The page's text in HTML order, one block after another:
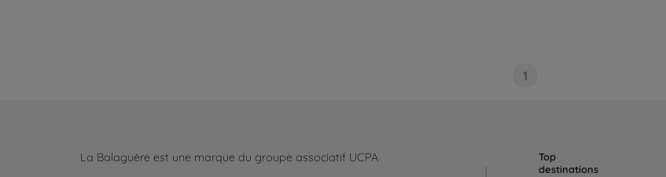
1
La Balaguère est une marque du groupe associatif UCPA
Top
destinations